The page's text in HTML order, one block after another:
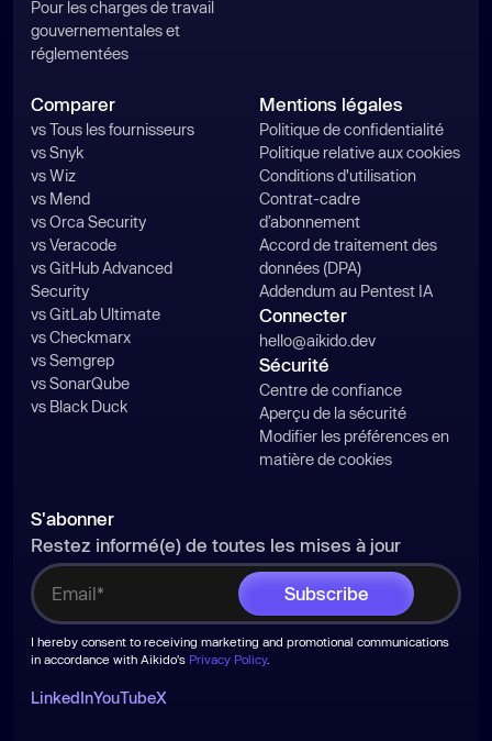
Pour les charges de travail
gouvernementales et
réglementées
Comparer
vs Tous les fournisseurs
vs Snyk
vs Wiz
vs Mend
vs Orca Security
vs Veracode
vs GitHub Advanced
Security
vs GitLab Ultimate
vs Checkmarx
vs Semgrep
vs SonarQube
vs Black Duck
Mentions légales
Politique de confidentialité
Politique relative aux cookies
Conditions d'utilisation
Contrat-cadre
d’abonnement
Accord de traitement des
données (DPA)
Addendum au Pentest IA
Connecter
hello@aikido.dev
Sécurité
Centre de confiance
Aperçu de la sécurité
Modifier les préférences en
matière de cookies
S'abonner
Restez informé(e) de toutes les mises à jour
I hereby consent to receiving marketing and promotional communications
in accordance with Aikido's Privacy Policy.
LinkedInYouTubeX